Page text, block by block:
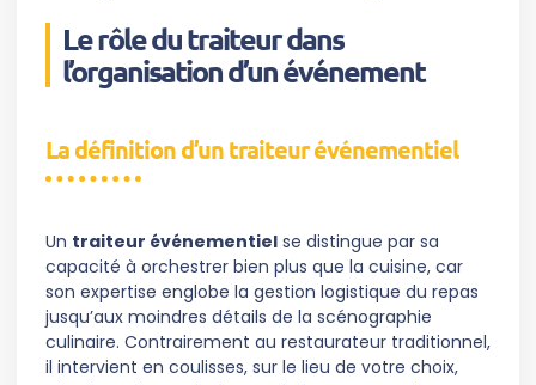
Le rôle du traiteur dans
l’organisation d’un événement
La définition d’un traiteur événementiel
Un traiteur événementiel se distingue par sa
capacité à orchestrer bien plus que la cuisine, car
son expertise englobe la gestion logistique du repas
jusqu’aux moindres détails de la scénographie
culinaire. Contrairement au restaurateur traditionnel,
il intervient en coulisses, sur le lieu de votre choix,